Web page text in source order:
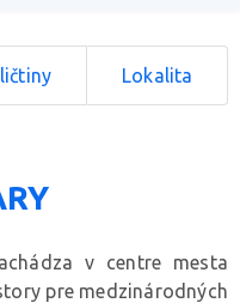
Lokalita
v centre mesta
pre medzinárodných